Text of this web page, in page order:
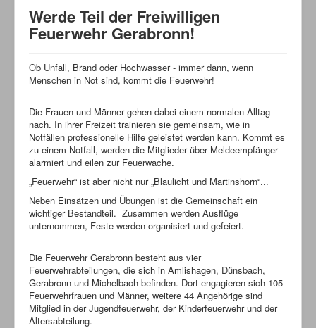
Werde Teil der Freiwilligen
Feuerwehr Gerabronn!
Ob Unfall, Brand oder Hochwasser - immer dann, wenn
Menschen in Not sind, kommt die Feuerwehr!
Die Frauen und Männer gehen dabei einem normalen Alltag
nach. In ihrer Freizeit trainieren sie gemeinsam, wie in
Notfällen professionelle Hilfe geleistet werden kann. Kommt es
zu einem Notfall, werden die Mitglieder über Meldeempfänger
alarmiert und eilen zur Feuerwache.
„Feuerwehr“ ist aber nicht nur „Blaulicht und Martinshorn“...
Neben Einsätzen und Übungen ist die Gemeinschaft ein
wichtiger Bestandteil. Zusammen werden Ausflüge
unternommen, Feste werden organisiert und gefeiert.
Die Feuerwehr Gerabronn besteht aus vier
Feuerwehrabteilungen, die sich in Amlishagen, Dünsbach,
Gerabronn und Michelbach befinden. Dort engagieren sich 105
Feuerwehrfrauen und Männer, weitere 44 Angehörige sind
Mitglied in der Jugendfeuerwehr, der Kinderfeuerwehr und der
Altersabteilung.